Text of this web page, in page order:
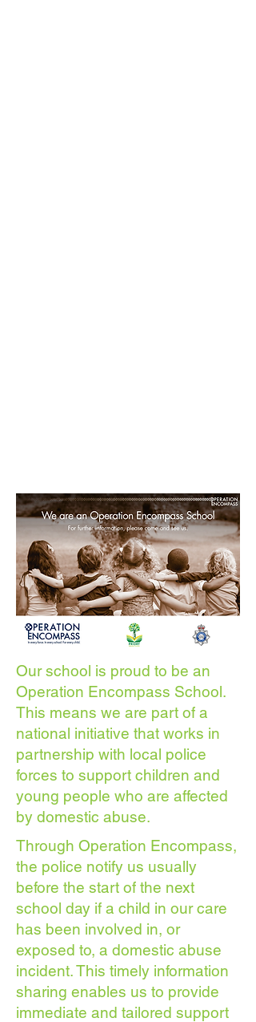
Our school is proud to be an
Operation Encompass School.
This means we are part of a
national initiative that works in
partnership with local police
forces to support children and
young people who are affected
by domestic abuse.
Through Operation Encompass,
the police notify us usually
before the start of the next
school day if a child in our care
has been involved in, or
exposed to, a domestic abuse
incident. This timely information
sharing enables us to provide
immediate and tailored support